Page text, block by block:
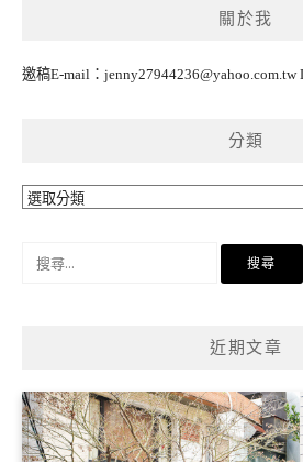
關於我
邀稿E-mail： jenny27944236@yahoo.com.tw
分類
分
近期文章